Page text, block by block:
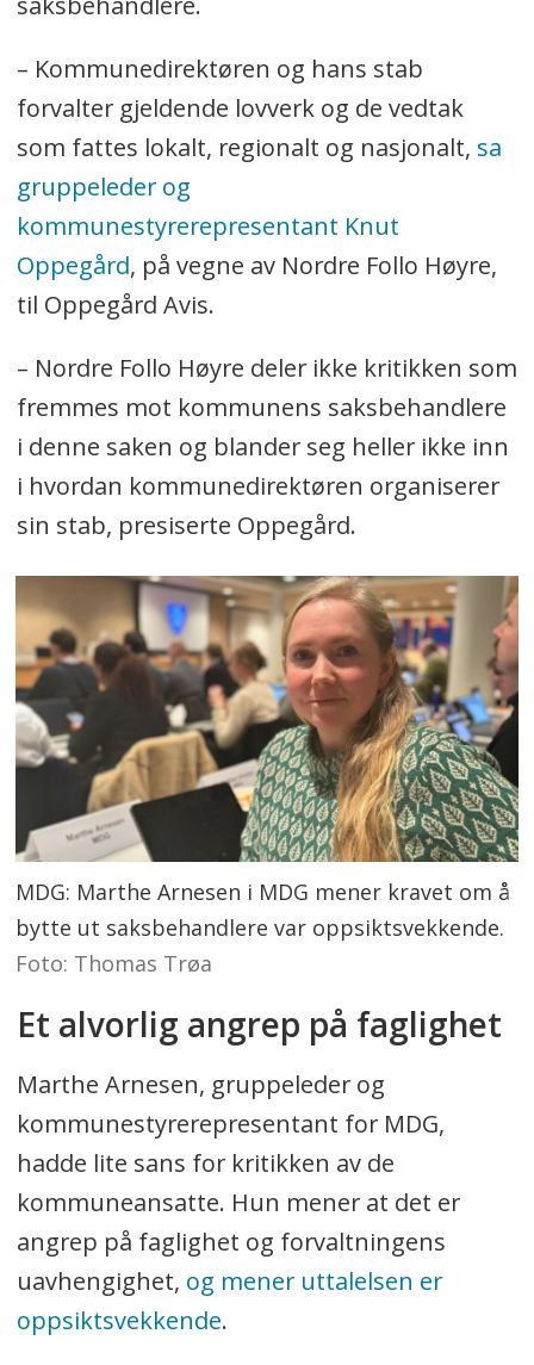
– Kommunedirektøren og hans stab
forvalter gjeldende lovverk og de vedtak
som fattes lokalt, regionalt og nasjonalt, sa
gruppeleder og
kommunestyrerepresentant Knut
Oppegård, på vegne av Nordre Follo Høyre,
til Oppegård Avis.
– Nordre Follo Høyre deler ikke kritikken som
fremmes mot kommunens saksbehandlere
i denne saken og blander seg heller ikke inn
i hvordan kommunedirektøren organiserer
sin stab, presiserte Oppegård.
MDG: Marthe Arnesen i MDG mener kravet om å
bytte ut saksbehandlere var oppsiktsvekkende.
Foto: Thomas Trøa
Et alvorlig angrep på faglighet
Marthe Arnesen, gruppeleder og
kommunestyrerepresentant for MDG,
hadde lite sans for kritikken av de
kommuneansatte. Hun mener at det er
angrep på faglighet og forvaltningens
uavhengighet, og mener uttalelsen er
oppsiktsvekkende.